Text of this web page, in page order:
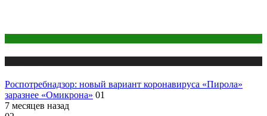
Роспотребнадзор: новый вариант коронавируса «Пирола»
заразнее «Омикрона» 01
7 месяцев назад